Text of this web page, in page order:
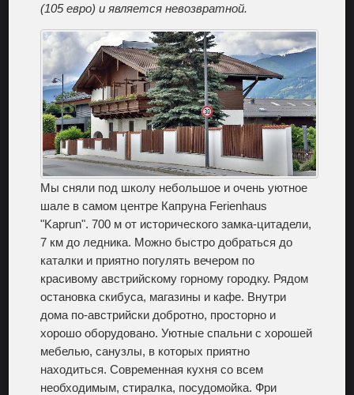
(105 евро) и является невозвратной.
Мы сняли под школу небольшое и очень уютное
шале в самом центре Капруна Ferienhaus
"Kaprun". 700 м от исторического замка-цитадели,
7 км до ледника. Можно быстро добраться до
каталки и приятно погулять вечером по
красивому австрийскому горному городку. Рядом
остановка скибуса, магазины и кафе. Внутри
дома по-австрийски добротно, просторно и
хорошо оборудовано. Уютные спальни с хорошей
мебелью, санузлы, в которых приятно
находиться. Современная кухня со всем
необходимым, стиралка, посудомойка. Фри